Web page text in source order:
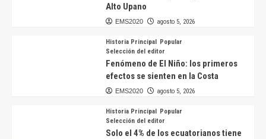
Alto Upano
EMS2020 agosto 5, 2026
Historia Principal Popular
Selección del editor
Fenómeno de El Niño: los primeros
efectos se sienten en la Costa
EMS2020 agosto 5, 2026
Historia Principal Popular
Selección del editor
Solo el 4% de los ecuatorianos tiene